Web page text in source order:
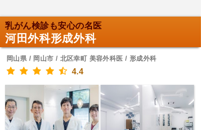
乳がん検診も安心の名医
河田外科形成外科
岡山県 / 岡山市 / 北区幸町 美容外科医 / 形成外科
4.4